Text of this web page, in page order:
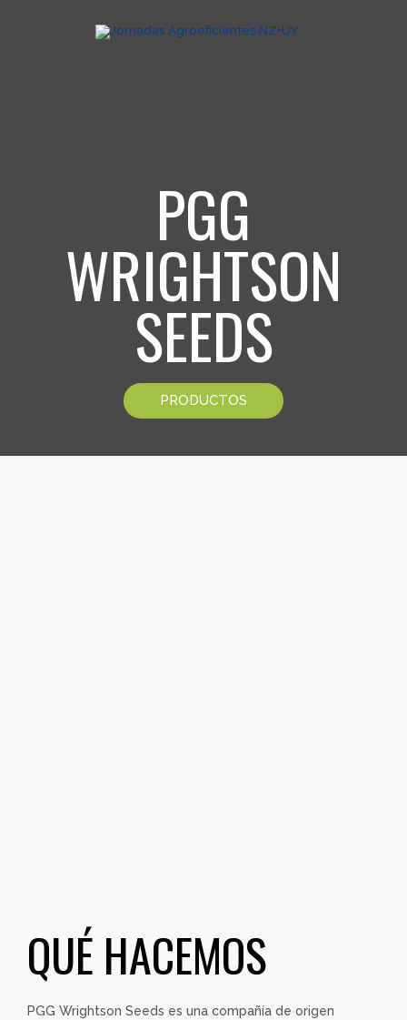
PGG
WRIGHTSON
SEEDS
PRODUCTOS
QUÉ HACEMOS
PGG Wrightson Seeds es una compañía de origen